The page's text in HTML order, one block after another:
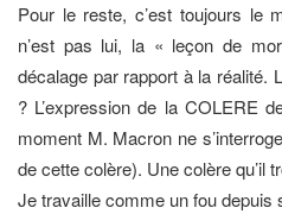
Pour le reste, c’est toujours le
n’est pas lui, la « leçon de
décalage par rapport à la réalité.
? L’expression de la COLERE
moment M. Macron ne
de cette colère). Une colère qu’il
Je travaille comme un fou depuis